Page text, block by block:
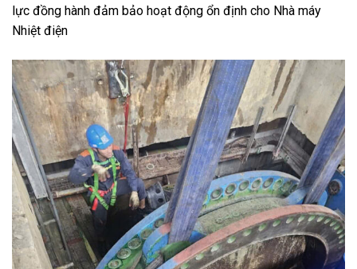
lực đồng hành đảm bảo hoạt động ổn định cho Nhà máy
Nhiệt điện